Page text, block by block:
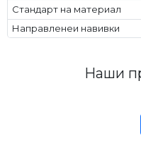
Стандарт на материал
Направленеи навивки
Наши